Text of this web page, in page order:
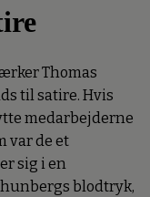
Thomas
til satire. Hvis
medarbejderne
var de et
sig i en
blodtryk,